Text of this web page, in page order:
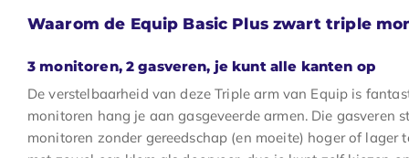
Waarom de Equip Basic Plus zwart triple
3 monitoren, 2 gasveren, je kunt alle kanten op
De verstelbaarheid van deze Triple arm van Equip is
monitoren hang je aan gasgeveerde armen. Die gasveren
monitoren zonder gereedschap (en moeite) hoger of lager